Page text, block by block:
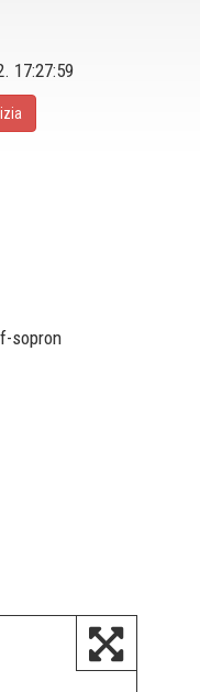
17:27:59
sopron